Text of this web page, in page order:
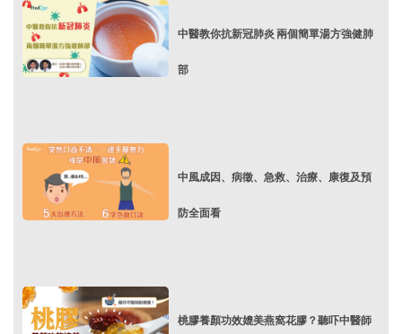
中醫教你抗新冠肺炎 兩個簡單湯方強健肺
部
中風成因、病徵、急救、治療、康復及預
防全面看
桃膠養顏功效媲美燕窩花膠？聽吓中醫師